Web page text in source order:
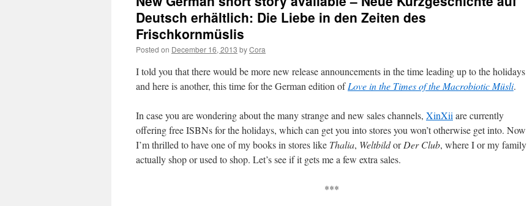
Deutsch erhältlich: Die Liebe in den Zeiten des
Frischkornmüslis
Posted on December 16, 2013 byCora
I told you that there would be more new release announcements in the time leading up to the holidays
and here is another, this time for the German edition ofLove in the Times of the Macrobiotic Müsli.
In case you are wondering about the many strange and new sales channels, XinXii are currently
offering free ISBNs for the holidays, which can get you into stores you won’t otherwise get into. Now
I’m thrilled to have one of my books in stores like Thalia, WeltbildorDer Club, where I or my family
actually shop or used to shop. Let’s see if it gets me a few extra sales.
***